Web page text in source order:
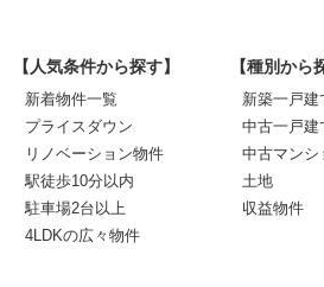
【人気条件から探す】
新着物件一覧
プライスダウン
リノベーション物件
駅徒歩10分以内
駐車場2台以上
4LDKの広々物件
【種別から
新築一戸建
中古一戸建
中古マンシ
土地
収益物件